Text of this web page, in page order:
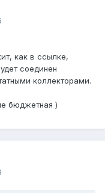
как в ссылке,
соединен
коллекторами.
бюджетная )